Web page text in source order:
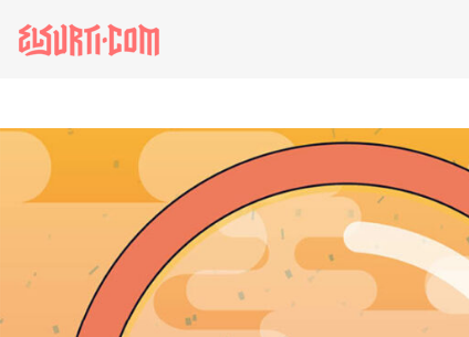
invasores vip
estronismo climático
escuelas fumigadas
historia de las mujeres
patria contratista
plan del terror